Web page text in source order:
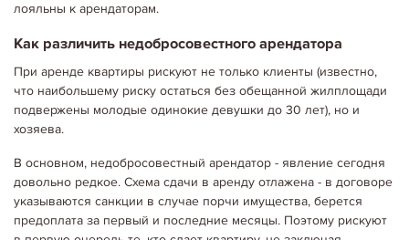
лояльны к арендаторам.
Как различить недобросовестного арендатора
При аренде квартиры рискуют не только клиенты (известно,
что наибольшему риску остаться без обещанной жилплощади
подвержены молодые одинокие девушки до 30 лет), но и
хозяева.
В основном, недобросовестный арендатор - явление сегодня
довольно редкое. Схема сдачи в аренду отлажена - в договоре
указываются санкции в случае порчи имущества, берется
предоплата за первый и последние месяцы. Поэтому рискуют